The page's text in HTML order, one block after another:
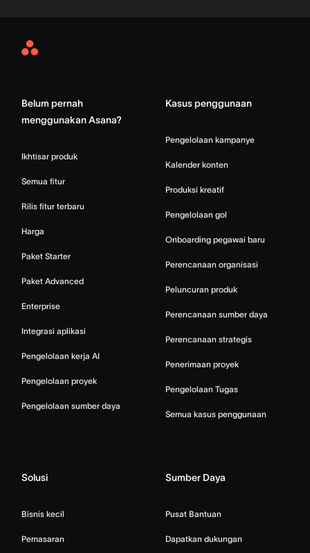
Asana
Belum pernah
menggunakan Asana?
Ikhtisar produk
Semua fitur
Rilis fitur terbaru
Harga
Paket Starter
Paket Advanced
Enterprise
Integrasi aplikasi
Pengelolaan kerja AI
Pengelolaan proyek
Pengelolaan sumber daya
Kasus penggunaan
Pengelolaan kampanye
Kalender konten
Produksi kreatif
Pengelolaan gol
Onboarding pegawai baru
Perencanaan organisasi
Peluncuran produk
Perencanaan sumber daya
Perencanaan strategis
Penerimaan proyek
Pengelolaan Tugas
Semua kasus penggunaan
Solusi
Bisnis kecil
Pemasaran
Sumber Daya
Pusat Bantuan
Dapatkan dukungan